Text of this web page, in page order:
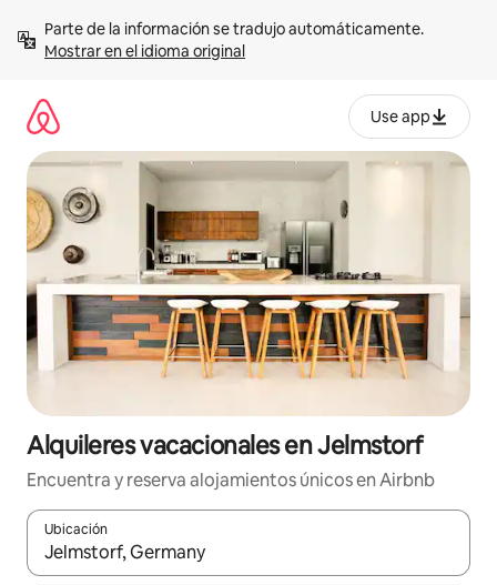
contenidoMostrar en el idioma original
Use app
Alquileres vacacionales en Jelmstorf
Encuentra y reserva alojamientos únicos en Airbnb
Ubicación
Cuando los resultados estén disponibles, navega con las